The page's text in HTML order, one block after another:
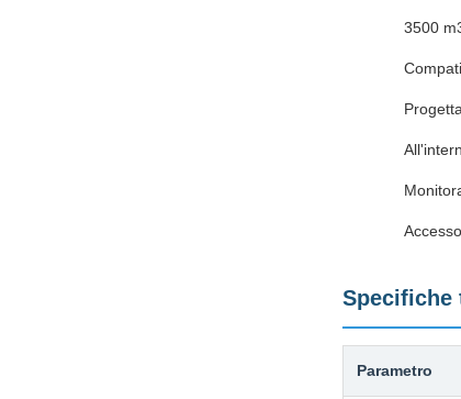
3500
Specifiche
Parametro